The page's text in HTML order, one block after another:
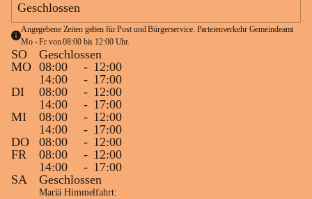
Geschlossen
Angegebene Zeiten gelten für Post und Bürgerservice. Parteienverkehr Gemeindeamt
Mo - Fr von 08:00 bis 12:00 Uhr.
SO
Geschlossen
MO 08:00 - 12:00
14:00
- 17:00
DI
08:00 - 12:00
14:00
- 17:00
MI
08:00 - 12:00
14:00
- 17:00
DO
08:00 - 12:00
FR
08:00 - 12:00
14:00
- 17:00
SA
Geschlossen
Mariä Himmelfahrt: